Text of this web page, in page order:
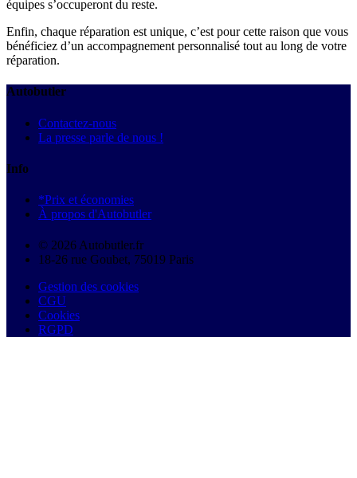
équipes s’occuperont du reste.
Enfin, chaque réparation est unique, c’est pour cette raison que vous
bénéficiez d’un accompagnement personnalisé tout au long de votre
réparation.
Autobutler
Contactez-nous
La presse parle de nous !
Info
*Prix et économies
À propos d'Autobutler
© 2026 Autobutler.fr
18-26 rue Goubet, 75019 Paris
Gestion des cookies
CGU
Cookies
RGPD